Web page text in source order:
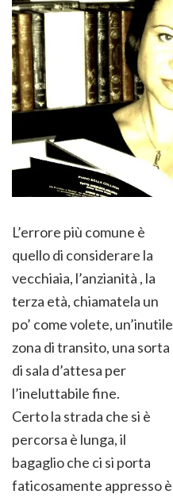
L’errore più comune è
quello di considerare la
vecchiaia, l’anzianità , la
terza età, chiamatela un
po’ come volete, un’inutile
zona di transito, una sorta
di sala d’attesa per
l’ineluttabile fine.
Certo la strada che si è
percorsa è lunga, il
bagaglio che ci si porta
faticosamente appresso è